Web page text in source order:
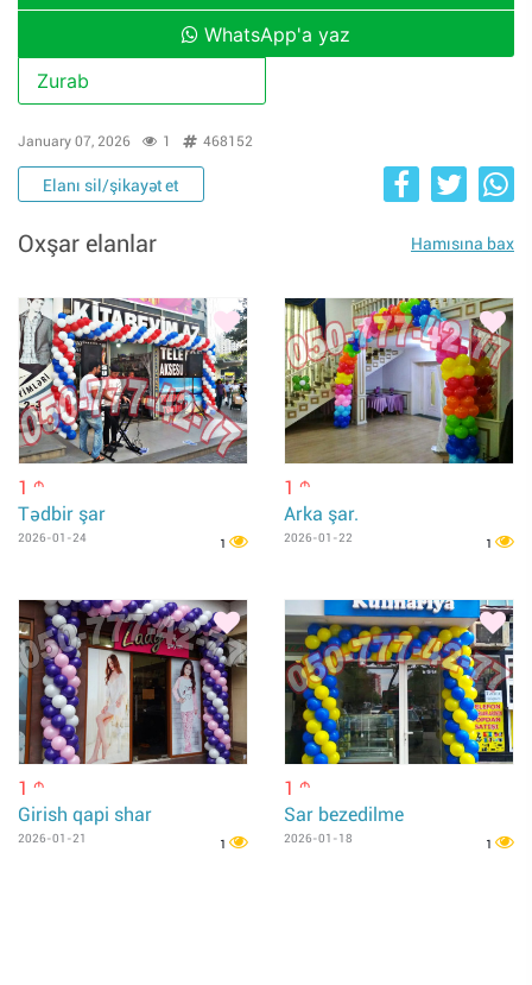
WhatsApp'a yaz
Zurab
January 07, 2026 1 468152
Elanı sil/şikayət et
Oxşar elanlar Hamısına bax
1 m
Tədbir şar
2026-01-24 1
1 m
Arka şar.
2026-01-22 1
1 m
Girish qapi shar
2026-01-21 1
1 m
Sar bezedilme
2026-01-18 1